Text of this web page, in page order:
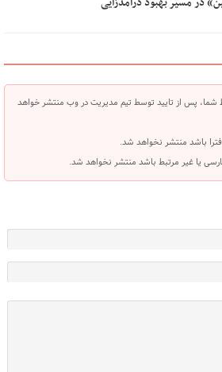
پس از تایید توسط تیم مدیریت در وب منتشر خواهد
باشد منتشر نخواهد شد.
یا غیر مرتبط باشد منتشر نخواهد شد.